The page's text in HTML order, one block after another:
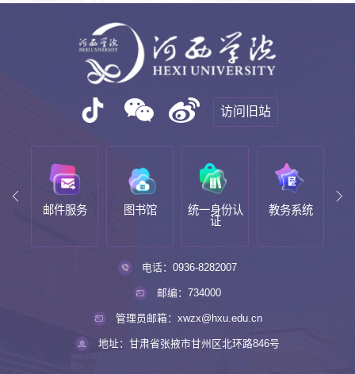
访问旧站
邮件服务 图书馆
统一身份认
证
教务系统
电话：0936-8282007
邮编：734000
管理员邮箱：xwzx@hxu.edu.cn
地址：甘肃省张掖市甘州区北环路846号